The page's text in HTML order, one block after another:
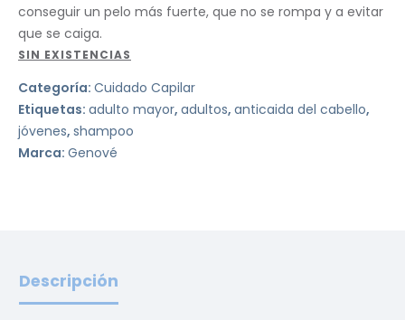
conseguir un pelo más fuerte, que no se rompa y a evitar
que se caiga.
SIN EXISTENCIAS
Categoría: Cuidado Capilar
Etiquetas: adulto mayor, adultos, anticaida del cabello,
jóvenes, shampoo
Marca: Genové
Descripción